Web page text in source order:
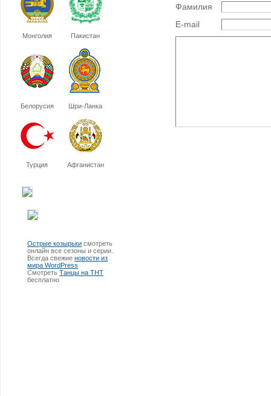
Монголия Пакистан
Белорусия Шри-Ланка
Турция Афганистан
Острые козырьки смотреть
онлайн все сезоны и серии.
Всегда свежие новости из
мира WordPress
Смотреть Танцы на ТНТ
бесплатно
Фамилия
E-mail